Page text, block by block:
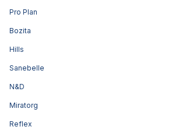
Pro Plan
Bozita
Hills
Sanebelle
N&D
Miratorg
Reflex